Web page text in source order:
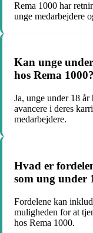
Rema 1000 har
unge medarbejdere
Kan unge
hos Rema 1000?
Ja, unge under 18
avancere i deres
medarbejdere.
Hvad er
som ung under
Fordelene kan
muligheden for at
hos Rema 1000.